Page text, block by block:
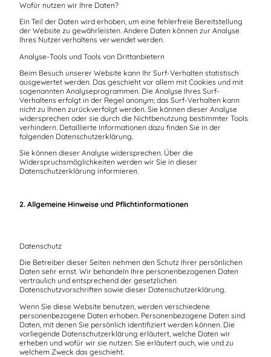
Wofür nutzen wir Ihre Daten?
Ein Teil der Daten wird erhoben, um eine fehlerfreie Bereitstellung
der Website zu gewährleisten. Andere Daten können zur Analyse
Ihres Nutzerverhaltens verwendet werden.
Analyse-Tools und Tools von Drittanbietern
Beim Besuch unserer Website kann Ihr Surf-Verhalten statistisch
ausgewertet werden. Das geschieht vor allem mit Cookies und mit
sogenannten Analyseprogrammen. Die Analyse Ihres Surf-
Verhaltens erfolgt in der Regel anonym; das Surf-Verhalten kann
nicht zu Ihnen zurückverfolgt werden. Sie können dieser Analyse
widersprechen oder sie durch die Nichtbenutzung bestimmter Tools
verhindern. Detaillierte Informationen dazu finden Sie in der
folgenden Datenschutzerklärung.
Sie können dieser Analyse widersprechen. Über die
Widerspruchsmöglichkeiten werden wir Sie in dieser
Datenschutzerklärung informieren.
2. Allgemeine Hinweise und Pflichtinformationen
Datenschutz
Die Betreiber dieser Seiten nehmen den Schutz Ihrer persönlichen
Daten sehr ernst. Wir behandeln Ihre personenbezogenen Daten
vertraulich und entsprechend der gesetzlichen
Datenschutzvorschriften sowie dieser Datenschutzerklärung.
Wenn Sie diese Website benutzen, werden verschiedene
personenbezogene Daten erhoben. Personenbezogene Daten sind
Daten, mit denen Sie persönlich identifiziert werden können. Die
vorliegende Datenschutzerklärung erläutert, welche Daten wir
erheben und wofür wir sie nutzen. Sie erläutert auch, wie und zu
welchem Zweck das geschieht.